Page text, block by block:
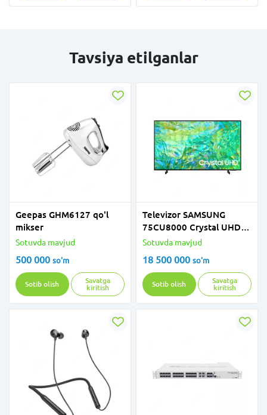
Tavsiya etilganlar
Geepas GHM6127 qo'l
mikser
Sotuvda mavjud
500 000 so'm
Sotib olish
Savatga
kiritish
Televizor SAMSUNG
75CU8000 Crystal UHD
4K 75" 2023
Sotuvda mavjud
18 500 000 so'm
Sotib olish
Savatga
kiritish